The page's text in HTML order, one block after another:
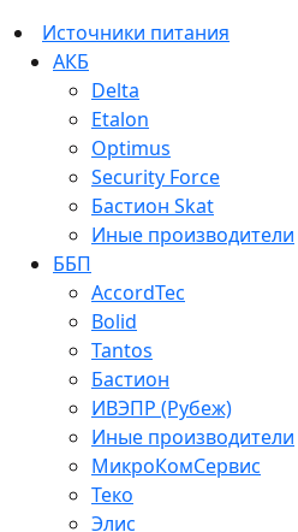
Источники питания
АКБ
Delta
Etalon
Optimus
Security Force
Бастион Skat
Иные производители
ББП
AccordTec
Bolid
Tantos
Бастион
ИВЭПР (Рубеж)
Иные производители
МикроКомСервис
Теко
Элис